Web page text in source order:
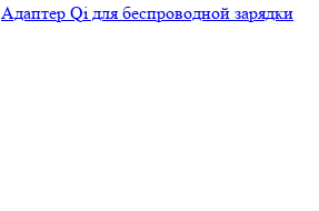
Адаптер Qi для беспроводной зарядки